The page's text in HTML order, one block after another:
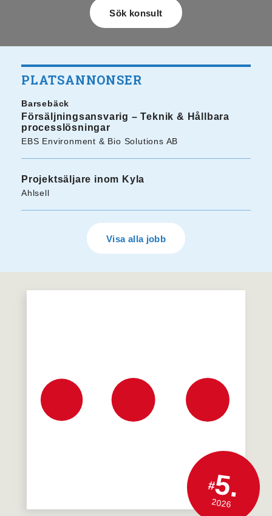
PLATSANNONSER
Barsebäck
Försäljningsansvarig – Teknik & Hållbara
processlösningar
EBS Environment & Bio Solutions AB
Projektsäljare inom Kyla
Ahlsell
Visa alla jobb
#5.
2026